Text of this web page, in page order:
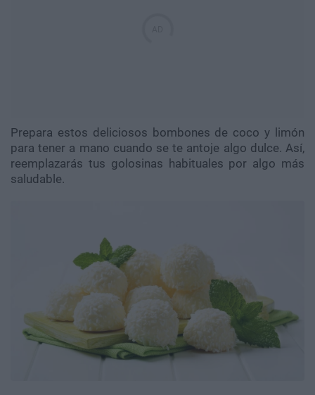
Prepara estos deliciosos bombones de coco y limón
para tener a mano cuando se te antoje algo dulce. Así,
reemplazarás tus golosinas habituales por algo más
saludable.